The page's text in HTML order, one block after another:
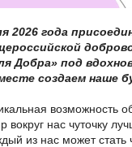
2026 года
Добра» под
создаем наше
возможность
вокруг нас чуточку
из нас может стать